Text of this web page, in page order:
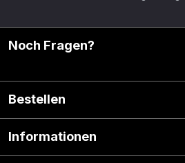
Noch Fragen?
Bestellen
Informationen